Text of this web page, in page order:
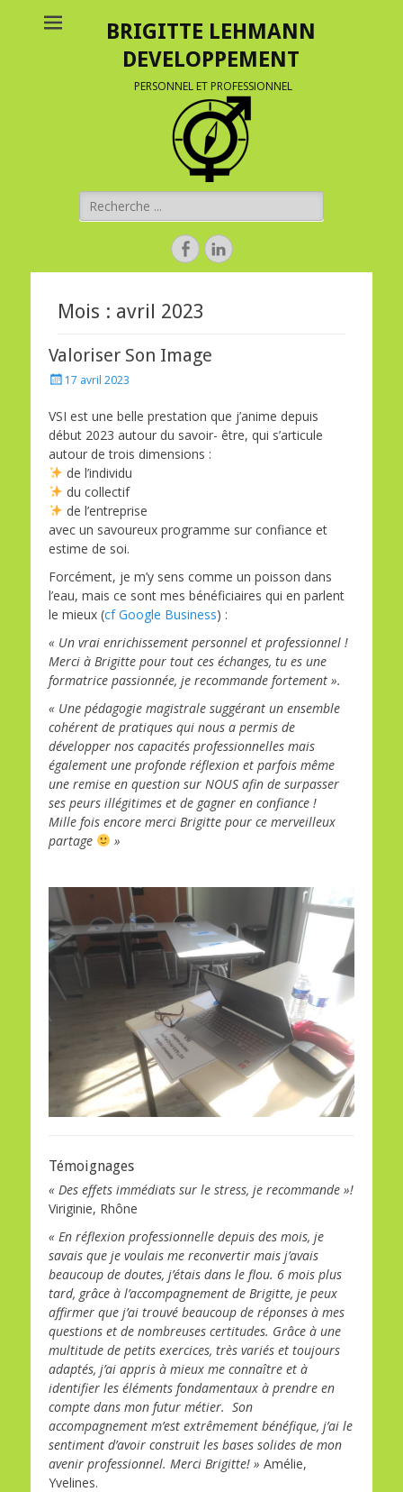
BRIGITTE LEHMANN
DEVELOPPEMENT
PERSONNEL ET PROFESSIONNEL
Rechercher :
FacebookLinkedin
Mois : avril 2023
Valoriser Son Image
Posted17 avril 2023
VSI est une belle prestation que j’anime depuis
début 2023 autour du savoir- être, qui s’articule
autour de trois dimensions :
de l’individu
du collectif
de l’entreprise
avec un savoureux programme sur confiance et
estime de soi.
Forcément, je m’y sens comme un poisson dans
l’eau, mais ce sont mes bénéficiaires qui en parlent
le mieux (cf Google Business) :
« Un vrai enrichissement personnel et professionnel !
Merci à Brigitte pour tout ces échanges, tu es une
formatrice passionnée, je recommande fortement ».
« Une pédagogie magistrale suggérant un ensemble
cohérent de pratiques qui nous a permis de
développer nos capacités professionnelles mais
également une profonde réflexion et parfois même
une remise en question sur NOUS afin de surpasser
ses peurs illégitimes et de gagner en confiance !
Mille fois encore merci Brigitte pour ce merveilleux
partage
»
Témoignages
« Des effets immédiats sur le stress, je recommande »!
Viriginie, Rhône
« En réflexion professionnelle depuis des mois, je
savais que je voulais me reconvertir mais j’avais
beaucoup de doutes, j’étais dans le flou. 6 mois plus
tard, grâce à l’accompagnement de Brigitte, je peux
affirmer que j’ai trouvé beaucoup de réponses à mes
questions et de nombreuses certitudes. Grâce à une
multitude de petits exercices, très variés et toujours
adaptés, j’ai appris à mieux me connaître et à
identifier les éléments fondamentaux à prendre en
compte dans mon futur métier. Son
accompagnement m’est extrêmement bénéfique, j’ai le
sentiment d’avoir construit les bases solides de mon
avenir professionnel. Merci Brigitte! » Amélie,
Yvelines.